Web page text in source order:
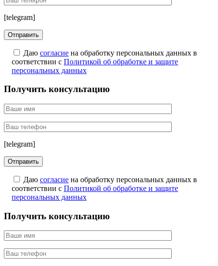
[telegram]
Даю согласие на обработку персональных данных в
соответствии с Политикой об обработке и защите
персональных данных
Получить консультацию
[telegram]
Даю согласие на обработку персональных данных в
соответствии с Политикой об обработке и защите
персональных данных
Получить консультацию